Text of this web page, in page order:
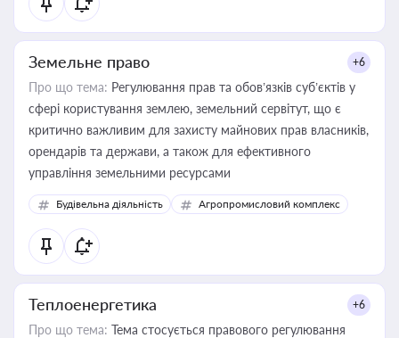
Земельне право +6
Про що тема: Регулювання прав та обов’язків суб’єктів у
сфері користування землею, земельний сервітут, що є
критично важливим для захисту майнових прав власників,
орендарів та держави, а також для ефективного
управління земельними ресурсами
Будівельна діяльність Агропромисловий комплекс
Теплоенергетика +6
Про що тема: Тема стосується правового регулювання